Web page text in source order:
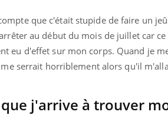
que c'était stupide de faire un
au début du mois de juillet car
eu d'effet sur mon corps. Quand je
serrait horriblement alors qu'il
j'arrive à trouver